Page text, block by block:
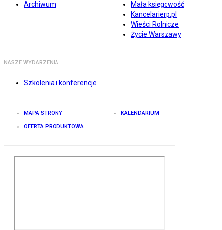
Archiwum
Mała księgowość
Kancelarierp.pl
Wieści Rolnicze
Życie Warszawy
NASZE WYDARZENIA
Szkolenia i konferencje
MAPA STRONY KALENDARIUM
OFERTA PRODUKTOWA